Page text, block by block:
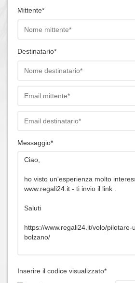
Mittente*
Destinatario*
Messaggio*
Inserire il codice visualizzato*